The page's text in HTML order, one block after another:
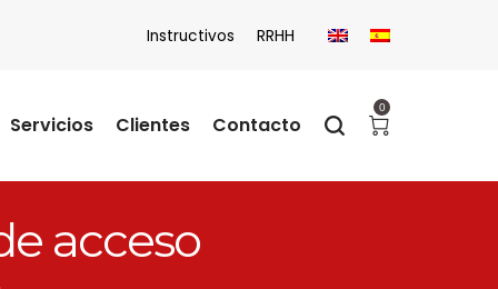
Instructivos RRHH
Servicios Clientes Contacto
0
acceso